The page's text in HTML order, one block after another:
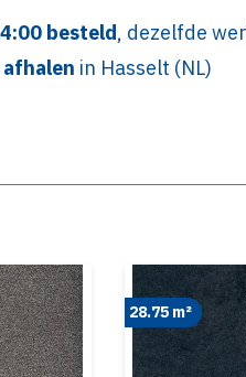
besteld, dezelfde
in Hasselt (NL)
28.75 m²